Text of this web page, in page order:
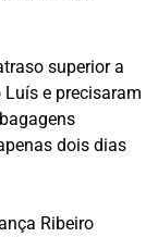
superior a
e precisaram
dois dias
Ribeiro